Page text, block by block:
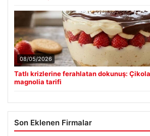
T.C.ANKARA 2. SULH HUKUK
Güncel
Etimesgut Belediyesi’nde Gelişen
Test Sonuçları